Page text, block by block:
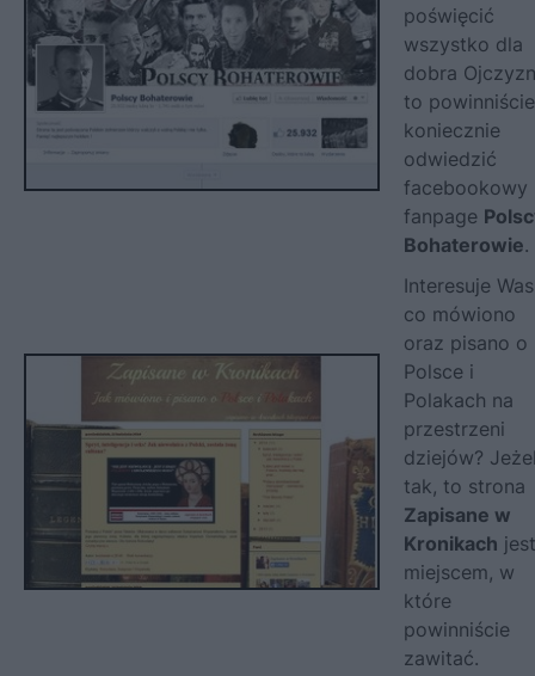
poświęcić
wszystko dla
dobra
to powinniście
koniecznie
odwiedzić
facebookowy
fanpage
Bohaterowie.
Interesuje
co mówiono
oraz pisano o
Polsce i
Polakach na
przestrzeni
dziejów?
tak, to strona
Zapisane w
Kronikach jest
miejscem, w
które
powinniście
zawitać.